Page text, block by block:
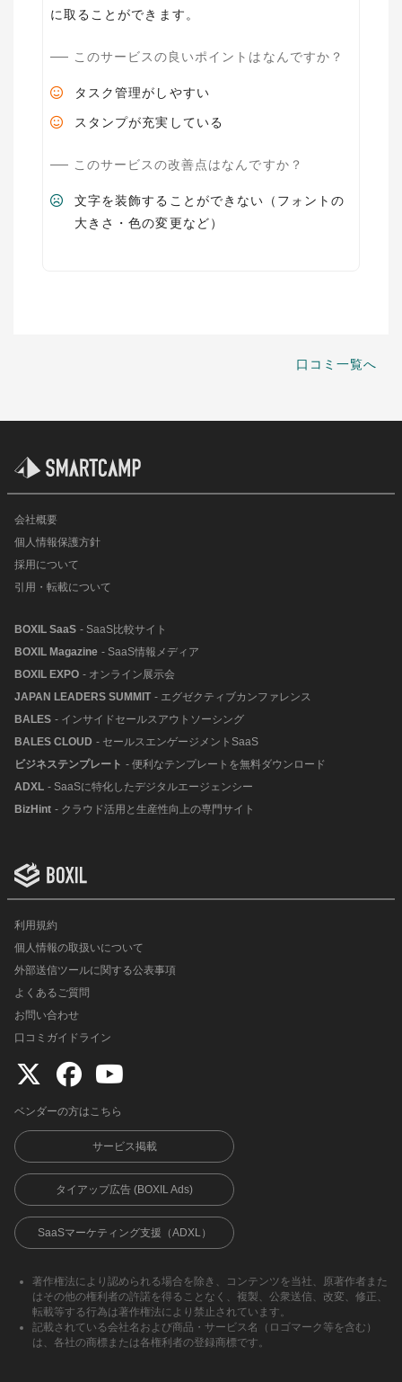
に取ることができます。
このサービスの良いポイントはなんですか？
タスク管理がしやすい
スタンプが充実している
このサービスの改善点はなんですか？
文字を装飾することができない（フォントの
大きさ・色の変更など）
口コミ一覧へ
会社概要
個人情報保護方針
採用について
引用・転載について
BOXIL SaaS - SaaS比較サイト
BOXIL Magazine - SaaS情報メディア
BOXIL EXPO - オンライン展示会
JAPAN LEADERS SUMMIT - エグゼクティブカンファレンス
BALES - インサイドセールスアウトソーシング
BALES CLOUD - セールスエンゲージメントSaaS
ビジネステンプレート - 便利なテンプレートを無料ダウンロード
ADXL - SaaSに特化したデジタルエージェンシー
BizHint - クラウド活用と生産性向上の専門サイト
利用規約
個人情報の取扱いについて
外部送信ツールに関する公表事項
よくあるご質問
お問い合わせ
口コミガイドライン
ベンダーの方はこちら
サービス掲載
タイアップ広告 (BOXIL Ads)
SaaSマーケティング支援（ADXL）
著作権法により認められる場合を除き、コンテンツを当社、原著作者また
はその他の権利者の許諾を得ることなく、複製、公衆送信、改変、修正、
転載等する行為は著作権法により禁止されています。
記載されている会社名および商品・サービス名（ロゴマーク等を含む）
は、各社の商標または各権利者の登録商標です。